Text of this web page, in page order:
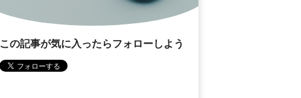
この記事が気に入ったらフォローしよう